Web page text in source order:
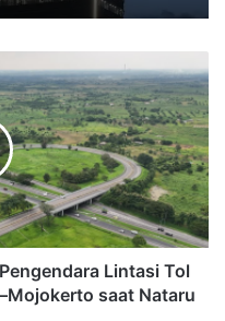
Lintasi Tol
saat Nataru